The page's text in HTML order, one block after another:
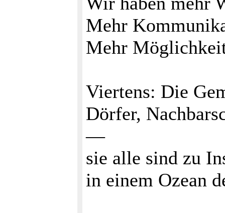
Mehr
Mehr
Viertens: Die
Dörfer,
—
sie alle sind zu
in einem Ozean